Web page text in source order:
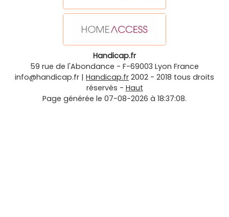
Handicap.fr
59 rue de l'Abondance - F-69003 Lyon France
info@handicap.fr | Handicap.fr 2002 - 2018 tous droits
réservés - Haut
Page générée le 07-08-2026 à 18:37:08.